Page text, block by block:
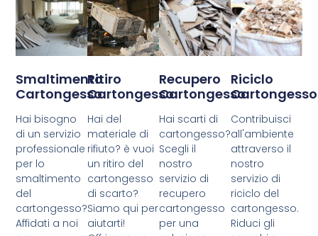
Smaltimento
Cartongesso
Hai bisogno
di un servizio
professionale
per lo
smaltimento
del
cartongesso?
Affidati a noi
Ritiro
Cartongesso
Hai del
materiale di
rifiuto? è vuoi
un ritiro del
cartongesso
di scarto?
Siamo qui per
aiutarti!
Recupero
Cartongesso
Hai scarti di
cartongesso?
Scegli il
nostro
servizio di
recupero
cartongesso
per una
Riciclo
Cartongesso
Contribuisci
all'ambiente
attraverso il
nostro
servizio di
riciclo del
cartongesso.
Riduci gli